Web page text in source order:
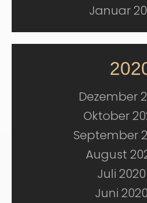
Januar
Dezember
Oktober
September
August
Juli
Juni